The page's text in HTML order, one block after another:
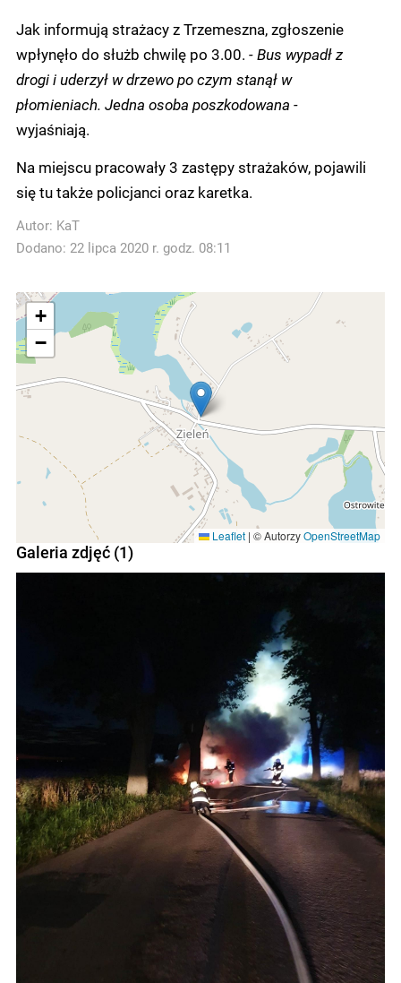
Jak informują strażacy z Trzemeszna, zgłoszenie
wpłynęło do służb chwilę po 3.00. - Bus wypadł z
drogi i uderzył w drzewo po czym stanął w
płomieniach. Jedna osoba poszkodowana -
wyjaśniają.
Na miejscu pracowały 3 zastępy strażaków, pojawili
się tu także policjanci oraz karetka.
Autor: KaT
Dodano: 22 lipca 2020 r. godz. 08:11
+
−
Leaflet | © AutorzyOpenStreetMap
Galeria zdjęć (1)